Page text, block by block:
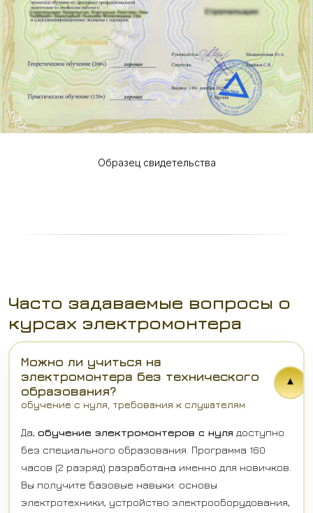
Образец свидетельства
Часто задаваемые вопросы о
курсах электромонтера
Можно ли учиться на
электромонтера без технического
образования?
обучение с нуля, требования к слушателям
▾
Да, обучение электромонтеров с нуля доступно
без специального образования. Программа 160
часов (2 разряд) разработана именно для новичков.
Вы получите базовые навыки: основы
электротехники, устройство электрооборудования,